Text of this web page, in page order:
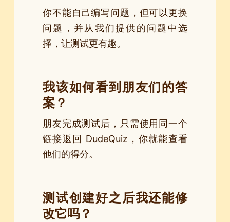
你不能自己编写问题，但可以更换
问题，并从我们提供的问题中选
择，让测试更有趣。
我该如何看到朋友们的答
案？
朋友完成测试后，只需使用同一个
链接返回 DudeQuiz，你就能查看
他们的得分。
测试创建好之后我还能修
改它吗？